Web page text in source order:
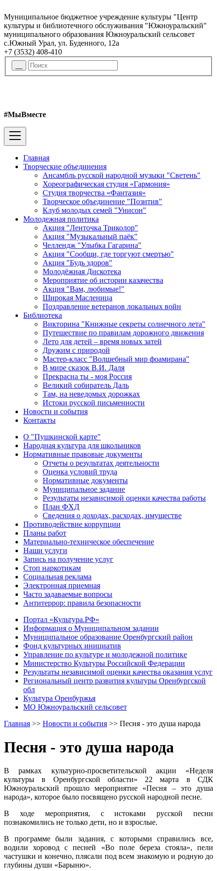
Муниципальное бюджетное учреждение культуры "Центр
культуры и библиотечного обслуживания "Южноуральский"
муниципального образования Южноуральский сельсовет
с.Южный Урал, ул. Буденного, 12а
+7 (3532) 408-410
#МыВместе
Главная
Творческие объединения
Ансамбль русской народной музыки "Светень"
Хореографическая студия «Гармония»
Студия творчества «Фантазия»
Творческое объединение "Позитив"
Клуб молодых семей "Унисон"
Молодежная политика
Акция "Ленточка Триколор"
Акция "Музыкальный паёк"
Челлендж "Улыбка Гагарина"
Акция "Сообщи, где торгуют смертью"
Акция "Будь здоров"
Молодёжная Дискотека
Мероприятие об истории казачества
Акция "Вам, любимые!"
Широкая Масленица
Поздравление ветеранов локальных войн
Библиотека
Викторина "Книжные секреты солнечного лета"
Путешествие по правилам дорожного движения
Лето для детей – время новых затей
Дружим с природой
Мастер-класс "Волшебный мир фоамирана"
В мире сказок В.И. Даля
Прекрасна ты - моя Россия
Великий собиратель Даль
Там, на неведомых дорожках
Истоки русской письменности
Новости и события
Контакты
О "Пушкинской карте"
Народная культура для школьников
Нормативные правовые документы
Отчеты о результатах деятельности
Оценка условий труда
Нормативные документы
Муниципальное задание
Результаты независимой оценки качества работы
План ФХД
Сведения о доходах, расходах, имуществе
Противодействие коррупции
Планы работ
Материально-техническое обеспечение
Наши услуги
Запись на получение услуг
Стоп наркотикам
Социальная реклама
Электронная приемная
Часто задаваемые вопросы
Антитеррор: правила безопасности
Портал «Культура.РФ»
Информация о Муниципальном задании
Муниципальное образование Оренбургский район
Фонд культурных инициатив
Управление по культуре и молодежной политике
Министерство Культуры Российской Федерации
Результаты независимой оценки качества оказания услуг
Региональный центр развития культуры Оренбургской
обл
Культура Оренбуржья
МО Южноуральский сельсовет
Главная >> Новости и события >> Песня - это душа народа
Песня - это душа народа
В рамках культурно-просветительской акции «Неделя
культуры в Оренбургской области» 22 марта в СДК
Южноуральский прошло мероприятие «Песня – это душа
народа», которое было посвящено русской народной песне.
В ходе мероприятия, с истоками русской песни
познакомились не только дети, но и взрослые.
В программе были задания, с которыми справились все,
водили хоровод с песней «Во поле береза стояла», пели
частушки и конечно, плясали под всем знакомую и родную до
глубины души «Барыню».